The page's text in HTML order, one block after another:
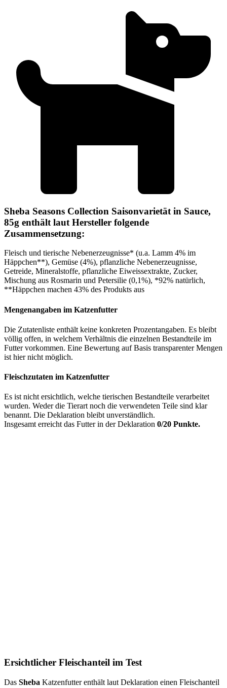
Sheba Seasons Collection Saisonvarietät in Sauce,
85g enthält laut Hersteller folgende
Zusammensetzung:
Fleisch und tierische Nebenerzeugnisse* (u.a. Lamm 4% im
Häppchen**), Gemüse (4%), pflanzliche Nebenerzeugnisse,
Getreide, Mineralstoffe, pflanzliche Eiweissextrakte, Zucker,
Mischung aus Rosmarin und Petersilie (0,1%), *92% natürlich,
**Häppchen machen 43% des Produkts aus
Mengenangaben im Katzenfutter
Die Zutatenliste enthält keine konkreten Prozentangaben. Es bleibt
völlig offen, in welchem Verhältnis die einzelnen Bestandteile im
Futter vorkommen. Eine Bewertung auf Basis transparenter Mengen
ist hier nicht möglich.
Fleischzutaten im Katzenfutter
Es ist nicht ersichtlich, welche tierischen Bestandteile verarbeitet
wurden. Weder die Tierart noch die verwendeten Teile sind klar
benannt. Die Deklaration bleibt unverständlich.
Insgesamt erreicht das Futter in der Deklaration 0/20 Punkte.
Ersichtlicher Fleischanteil im Test
Das Sheba Katzenfutter enthält laut Deklaration einen Fleischanteil